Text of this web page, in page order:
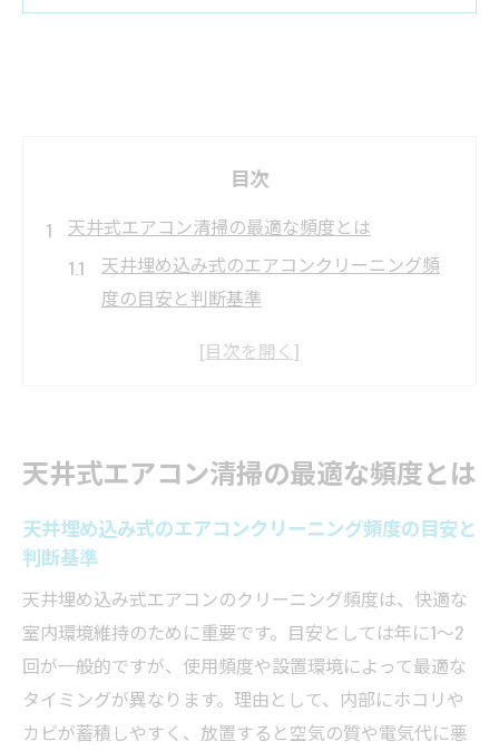
目次
天井式エアコン清掃の最適な頻度とは
天井埋め込み式のエアコンクリーニング頻
度の目安と判断基準
天井埋め込みエアコンの清掃周期と業者利
天井式を長持ちさせる清掃計画と実践方法
エアコンクリーニングで得られる快適空間
天井埋め込みエアコンクリーニングの快適
空間への影響
天井式エアコン清掃の最適な頻度とは
天井埋め込み式のエアコンクリーニング頻度の目安と
判断基準
天井埋め込み式エアコンのクリーニング頻度は、快適な
室内環境維持のために重要です。目安としては年に1～2
回が一般的ですが、使用頻度や設置環境によって最適な
タイミングが異なります。理由として、内部にホコリや
カビが蓄積しやすく、放置すると空気の質や電気代に悪